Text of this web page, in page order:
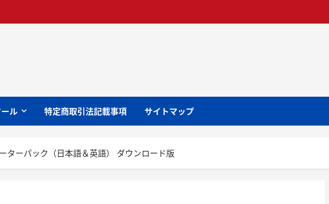
ル 特定商取引法記載事項 サイトマップ
ターパック（日本語＆英語） ダウンロード版